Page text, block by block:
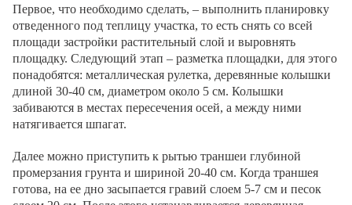
Первое, что необходимо сделать, – выполнить планировку
отведенного под теплицу участка, то есть снять со всей
площади застройки растительный слой и выровнять
площадку. Следующий этап – разметка площадки, для этого
понадобятся: металлическая рулетка, деревянные колышки
длиной 30-40 см, диаметром около 5 см. Колышки
забиваются в местах пересечения осей, а между ними
натягивается шпагат.
Далее можно приступить к рытью траншеи глубиной
промерзания грунта и шириной 20-40 см. Когда траншея
готова, на ее дно засыпается гравий слоем 5-7 см и песок